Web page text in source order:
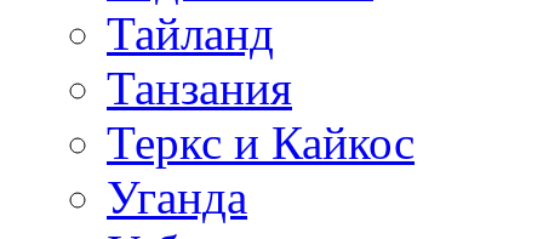
Тайланд
Танзания
Теркс и Кайкос
Уганда